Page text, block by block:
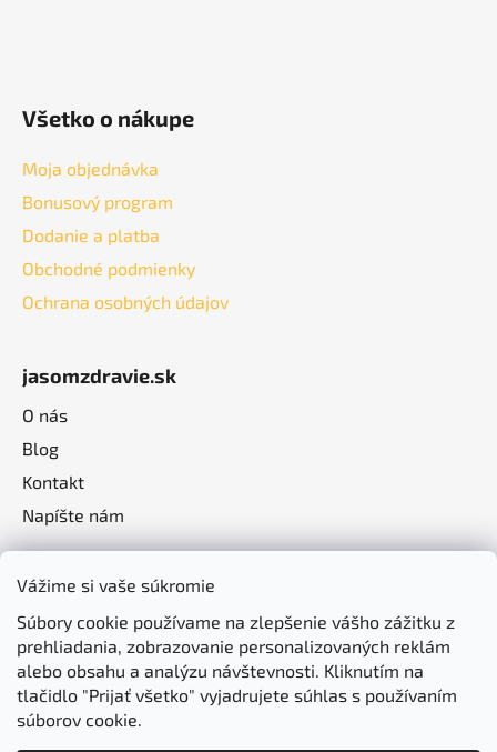
Vážime si vaše súkromie
Súbory cookie používame na zlepšenie vášho zážitku z
prehliadania, zobrazovanie personalizovaných reklám
alebo obsahu a analýzu návštevnosti. Kliknutím na
tlačidlo "Prijať všetko" vyjadrujete súhlas s používaním
súborov cookie.
Všetko o nákupe
Moja objednávka
Bonusový program
Dodanie a platba
Obchodné podmienky
Ochrana osobných údajov
jasomzdravie.sk
O nás
Blog
Kontakt
Napíšte nám